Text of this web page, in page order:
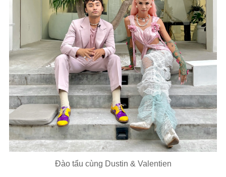
Đào tẩu cùng Dustin & Valentien